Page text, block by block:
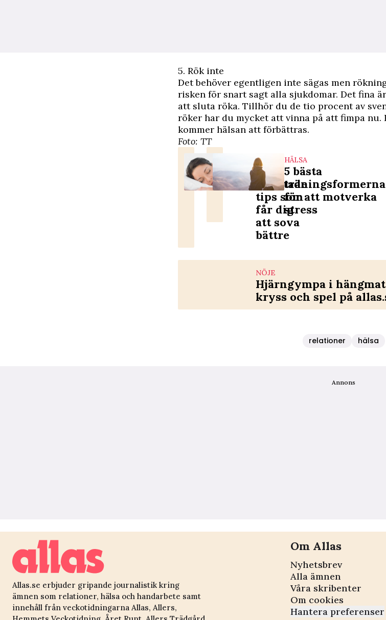
5. Rök inte
Det behöver egentligen inte sägas men
risken för snart sagt alla sjukdomar. Det fina
att sluta röka. Tillhör du de tio procent av
röker har du mycket att vinna på att fimpa nu.
kommer hälsan att förbättras.
Foto: TT
HÄLSA
5
oväntade
tips som
får dig
att sova
bättre
HÄLSA
5 bästa
träningsformerna
för att motverka
stress
NÖJE
Hjärngympa i
kryss och spel på
relationer hälsa
Annons
Allas.se erbjuder gripande journalistik kring
ämnen som relationer, hälsa och handarbete samt
innehåll från veckotidningarna Allas, Allers,
Om Allas
Nyhetsbrev
Alla ämnen
Våra skribenter
Om cookies
Hantera preferenser